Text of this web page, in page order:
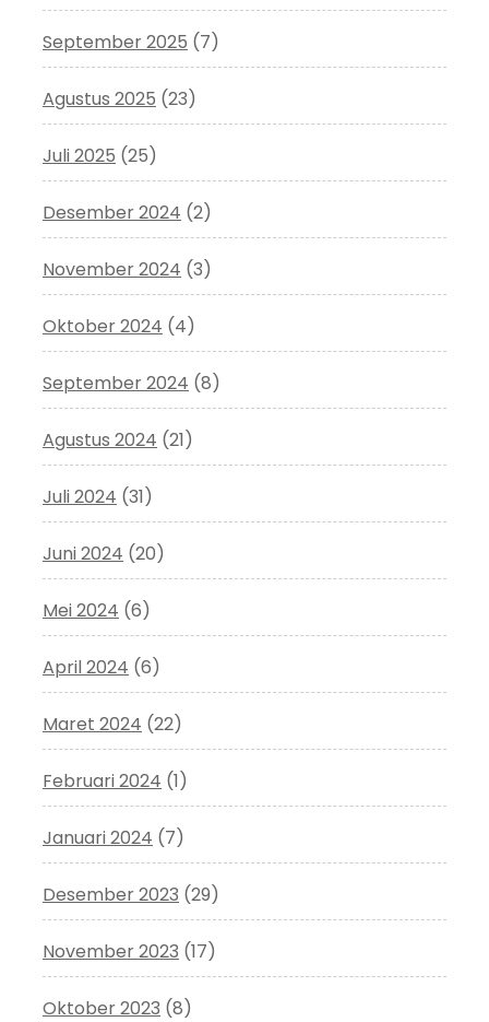
September 2025 (7)
Agustus 2025 (23)
Juli 2025 (25)
Desember 2024 (2)
November 2024 (3)
Oktober 2024 (4)
September 2024 (8)
Agustus 2024 (21)
Juli 2024 (31)
Juni 2024 (20)
Mei 2024 (6)
April 2024 (6)
Maret 2024 (22)
Februari 2024 (1)
Januari 2024 (7)
Desember 2023 (29)
November 2023 (17)
Oktober 2023 (8)